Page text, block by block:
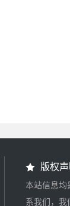
版权声
本站信息均
系我们，我